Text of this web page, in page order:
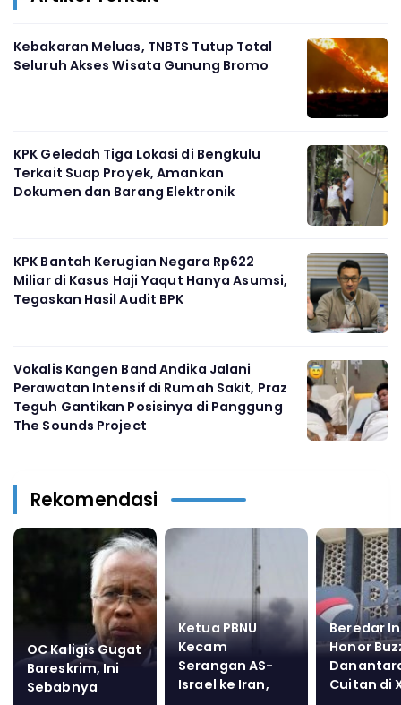
Kebakaran Meluas, TNBTS Tutup Total
Seluruh Akses Wisata Gunung Bromo
KPK Geledah Tiga Lokasi di Bengkulu
Terkait Suap Proyek, Amankan
Dokumen dan Barang Elektronik
KPK Bantah Kerugian Negara Rp622
Miliar di Kasus Haji Yaqut Hanya Asumsi,
Tegaskan Hasil Audit BPK
Vokalis Kangen Band Andika Jalani
Perawatan Intensif di Rumah Sakit, Praz
Teguh Gantikan Posisinya di Panggung
The Sounds Project
Rekomendasi
OC Kaligis Gugat
Bareskrim, Ini
Sebabnya
Ketua PBNU
Kecam
Serangan AS-
Israel ke Iran,
Beredar
Honor
Cuitan di